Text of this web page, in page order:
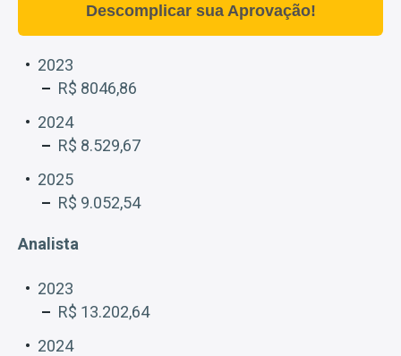
Descomplicar sua Aprovação!
2023
R$ 8046,86
2024
R$ 8.529,67
2025
R$ 9.052,54
Analista
2023
R$ 13.202,64
2024